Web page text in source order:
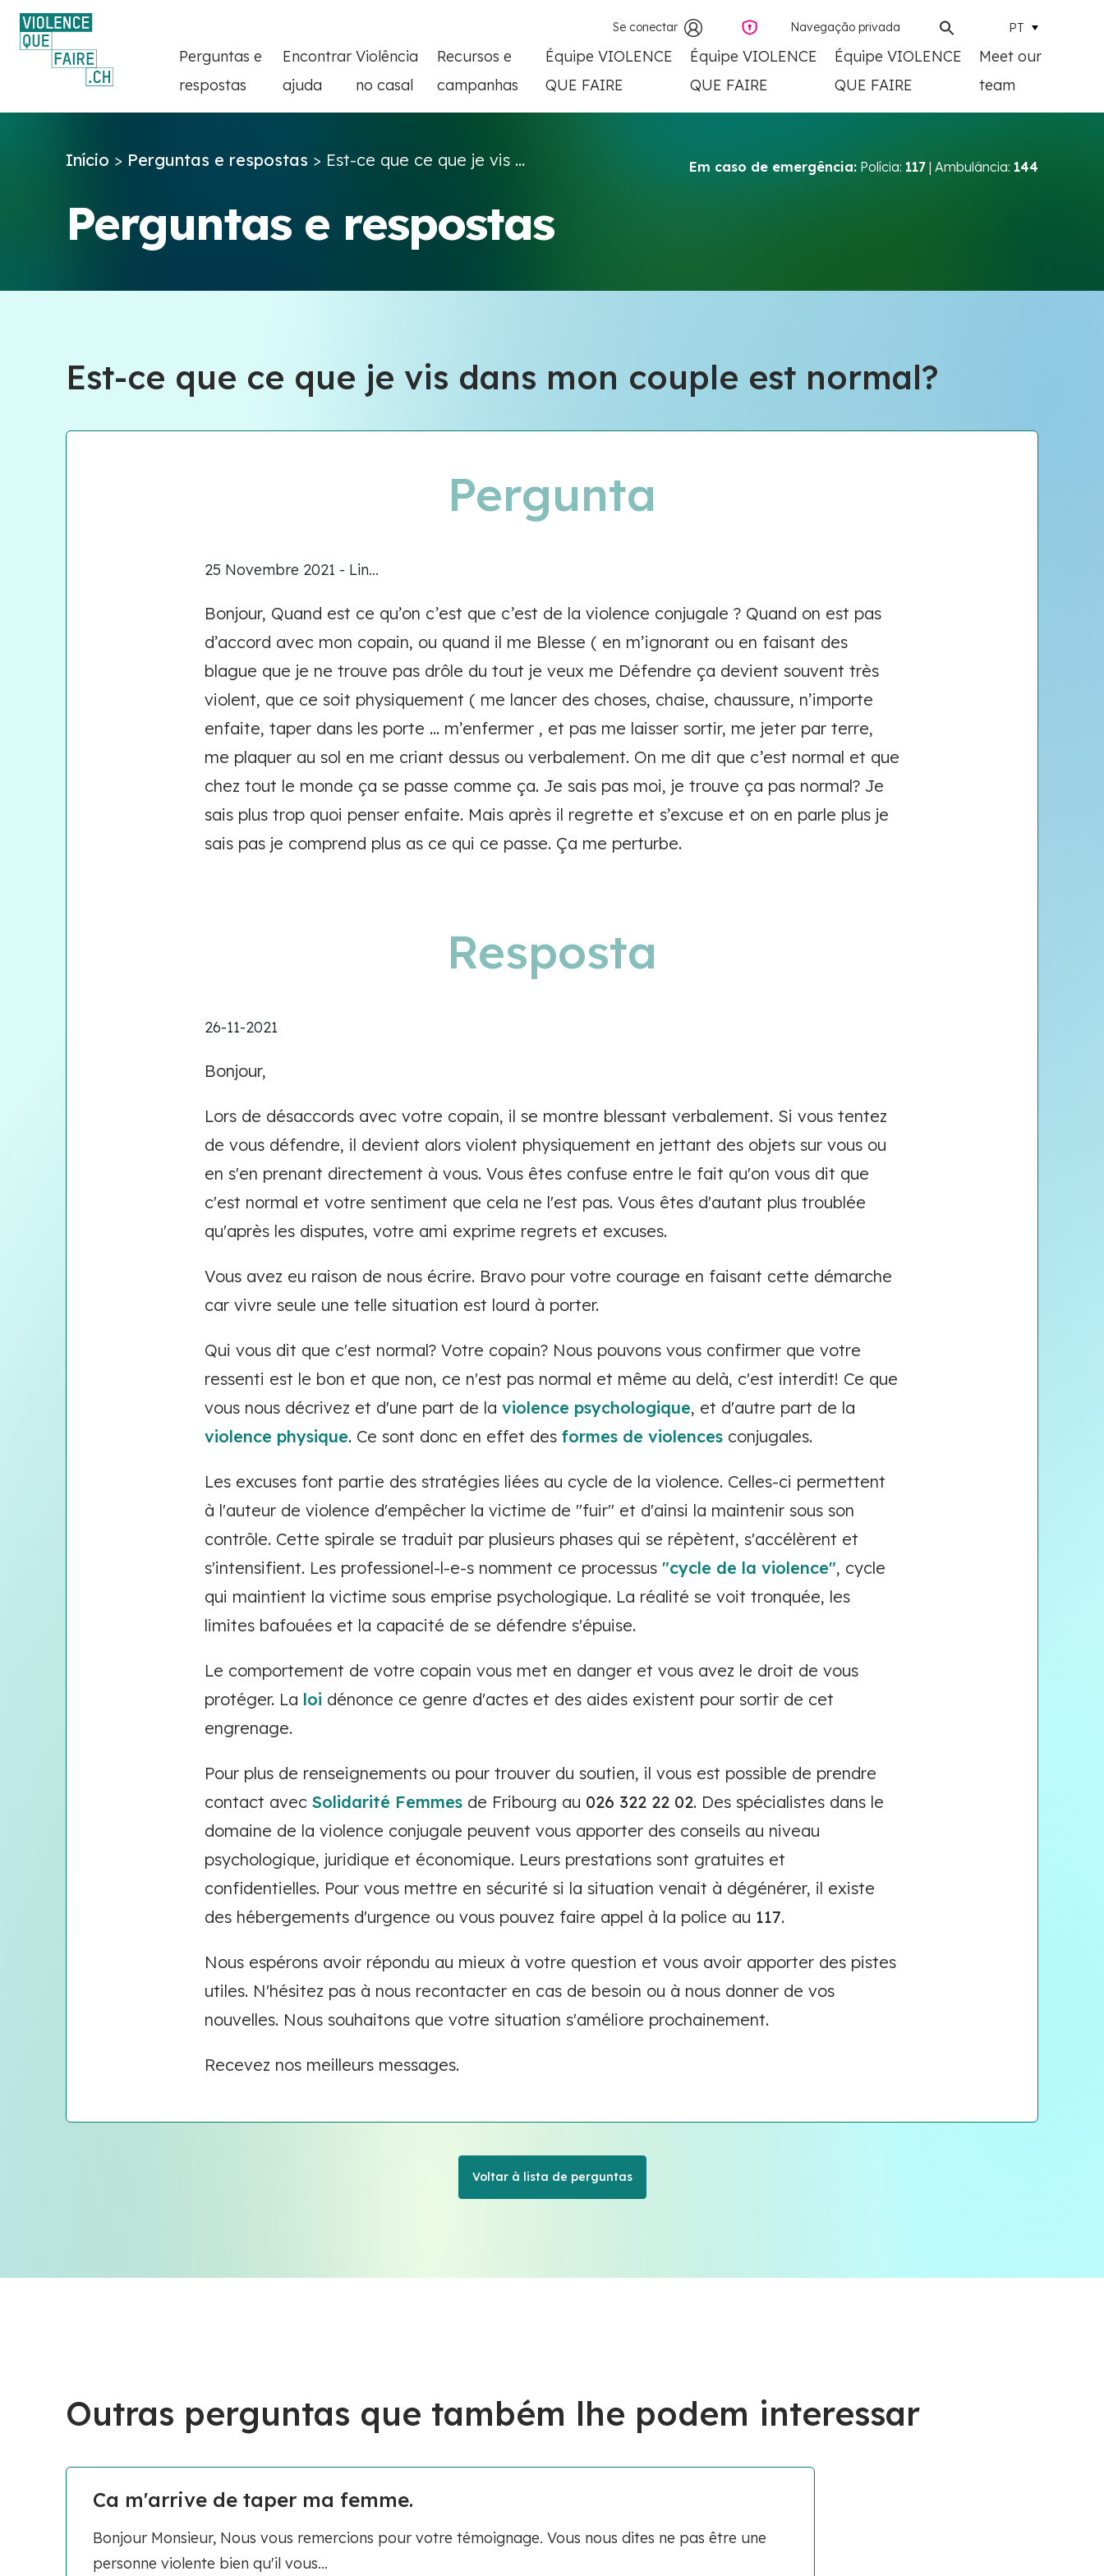
Se conectar Navegação privada PT
Perguntas e
respostas
Encontrar
ajuda
Violência
no casal
Recursos e
campanhas
Équipe VIOLENCE
QUE FAIRE
Équipe VIOLENCE
QUE FAIRE
Équipe VIOLENCE
QUE FAIRE
Meet our
team
Início > Perguntas e respostas > Est-ce que ce que je vis ... Em caso de emergência: Polícia: 117 | Ambulância: 144
Perguntas e respostas
Est-ce que ce que je vis dans mon couple est normal?
Pergunta
25 Novembre 2021 - Lin...
Bonjour, Quand est ce qu’on c’est que c’est de la violence conjugale ? Quand on est pas
d’accord avec mon copain, ou quand il me Blesse ( en m’ignorant ou en faisant des
blague que je ne trouve pas drôle du tout je veux me Défendre ça devient souvent très
violent, que ce soit physiquement ( me lancer des choses, chaise, chaussure, n’importe
enfaite, taper dans les porte … m’enfermer , et pas me laisser sortir, me jeter par terre,
me plaquer au sol en me criant dessus ou verbalement. On me dit que c’est normal et que
chez tout le monde ça se passe comme ça. Je sais pas moi, je trouve ça pas normal? Je
sais plus trop quoi penser enfaite. Mais après il regrette et s’excuse et on en parle plus je
sais pas je comprend plus as ce qui ce passe. Ça me perturbe.
Resposta
26-11-2021
Bonjour,
Lors de désaccords avec votre copain, il se montre blessant verbalement. Si vous tentez
de vous défendre, il devient alors violent physiquement en jettant des objets sur vous ou
en s'en prenant directement à vous. Vous êtes confuse entre le fait qu'on vous dit que
c'est normal et votre sentiment que cela ne l'est pas. Vous êtes d'autant plus troublée
qu'après les disputes, votre ami exprime regrets et excuses.
Vous avez eu raison de nous écrire. Bravo pour votre courage en faisant cette démarche
car vivre seule une telle situation est lourd à porter.
Qui vous dit que c'est normal? Votre copain? Nous pouvons vous confirmer que votre
ressenti est le bon et que non, ce n'est pas normal et même au delà, c'est interdit! Ce que
vous nous décrivez et d'une part de la violence psychologique, et d'autre part de la
violence physique. Ce sont donc en effet des formes de violences conjugales.
Les excuses font partie des stratégies liées au cycle de la violence. Celles-ci permettent
à l'auteur de violence d'empêcher la victime de "fuir" et d'ainsi la maintenir sous son
contrôle. Cette spirale se traduit par plusieurs phases qui se répètent, s'accélèrent et
s'intensifient. Les professionel-l-e-s nomment ce processus "cycle de la violence", cycle
qui maintient la victime sous emprise psychologique. La réalité se voit tronquée, les
limites bafouées et la capacité de se défendre s'épuise.
Le comportement de votre copain vous met en danger et vous avez le droit de vous
protéger. La loi dénonce ce genre d'actes et des aides existent pour sortir de cet
engrenage.
Pour plus de renseignements ou pour trouver du soutien, il vous est possible de prendre
contact avec Solidarité Femmes de Fribourg au 026 322 22 02. Des spécialistes dans le
domaine de la violence conjugale peuvent vous apporter des conseils au niveau
psychologique, juridique et économique. Leurs prestations sont gratuites et
confidentielles. Pour vous mettre en sécurité si la situation venait à dégénérer, il existe
des hébergements d'urgence ou vous pouvez faire appel à la police au 117.
Nous espérons avoir répondu au mieux à votre question et vous avoir apporter des pistes
utiles. N'hésitez pas à nous recontacter en cas de besoin ou à nous donner de vos
nouvelles. Nous souhaitons que votre situation s'améliore prochainement.
Recevez nos meilleurs messages.
Voltar à lista de perguntas
Outras perguntas que também lhe podem interessar
Ca m'arrive de taper ma femme.
Bonjour Monsieur, Nous vous remercions pour votre témoignage. Vous nous dites ne pas être une
personne violente bien qu'il vous...